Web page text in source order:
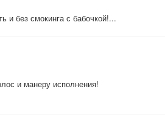
и без смокинга с бабочкой!...
и манеру исполнения!